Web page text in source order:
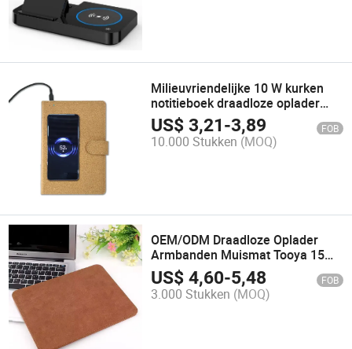
Milieuvriendelijke 10 W kurken
notitieboek draadloze oplader
voor cadeau
US$3,21-3,89 FOB
10.000 Stukken (MOQ)
OEM/ODM Draadloze Oplader
Armbanden Muismat Tooya 15W
Draadloze Oplaadpad
US$4,60-5,48 FOB
3.000 Stukken (MOQ)